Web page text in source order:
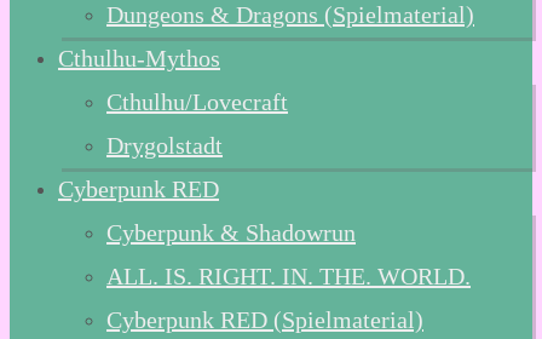
Dungeons & Dragons (Spielmaterial)
Cthulhu-Mythos
Cthulhu/Lovecraft
Drygolstadt
Cyberpunk RED
Cyberpunk & Shadowrun
ALL. IS. RIGHT. IN. THE. WORLD.
Cyberpunk RED (Spielmaterial)